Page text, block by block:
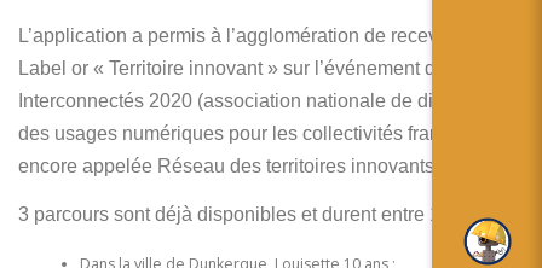
L’application a permis à l’agglomération de recevoir le
Label or « Territoire innovant » sur l’événement des
Interconnectés 2020 (association nationale de diffusion
des usages numériques pour les collectivités françaises,
encore appelée Réseau des territoires innovants).
3 parcours sont déjà disponibles et durent entre 1h et 3h00